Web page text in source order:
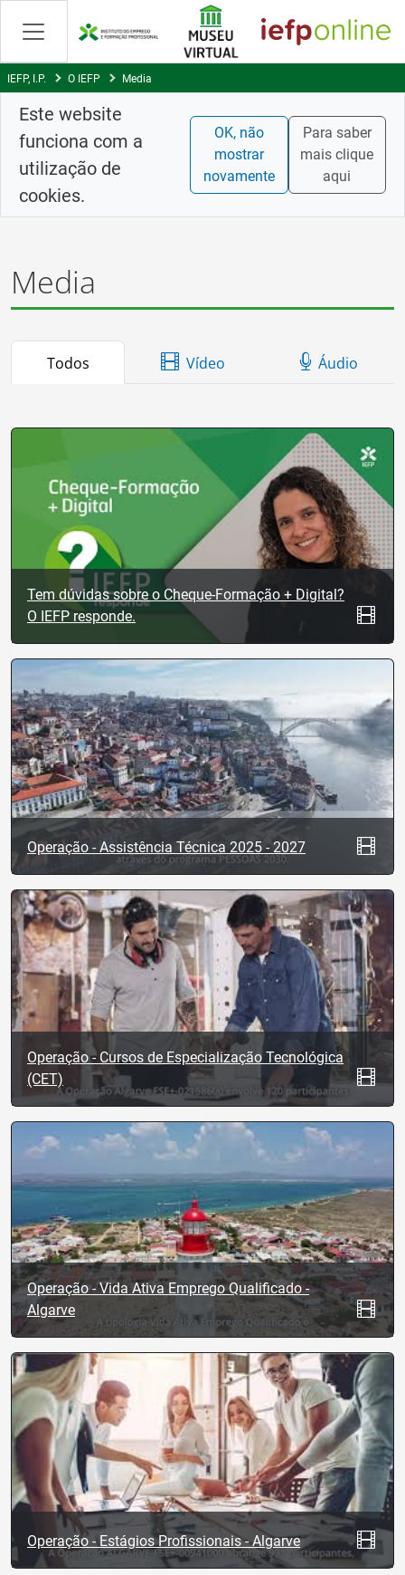
Skip
Content
IEFP, I.P. O IEFP Media
Este website
funciona com a
utilização de
cookies.
OK, não
mostrar
novamente
Para saber
mais clique
aqui
Media
Todos Vídeo Áudio
Tem dúvidas sobre o Cheque-Formação + Digital?
O IEFP responde.
Operação - Assistência Técnica 2025 - 2027
Operação - Cursos de Especialização Tecnológica
(CET)
Operação - Vida Ativa Emprego Qualificado -
Algarve
Operação - Estágios Profissionais - Algarve